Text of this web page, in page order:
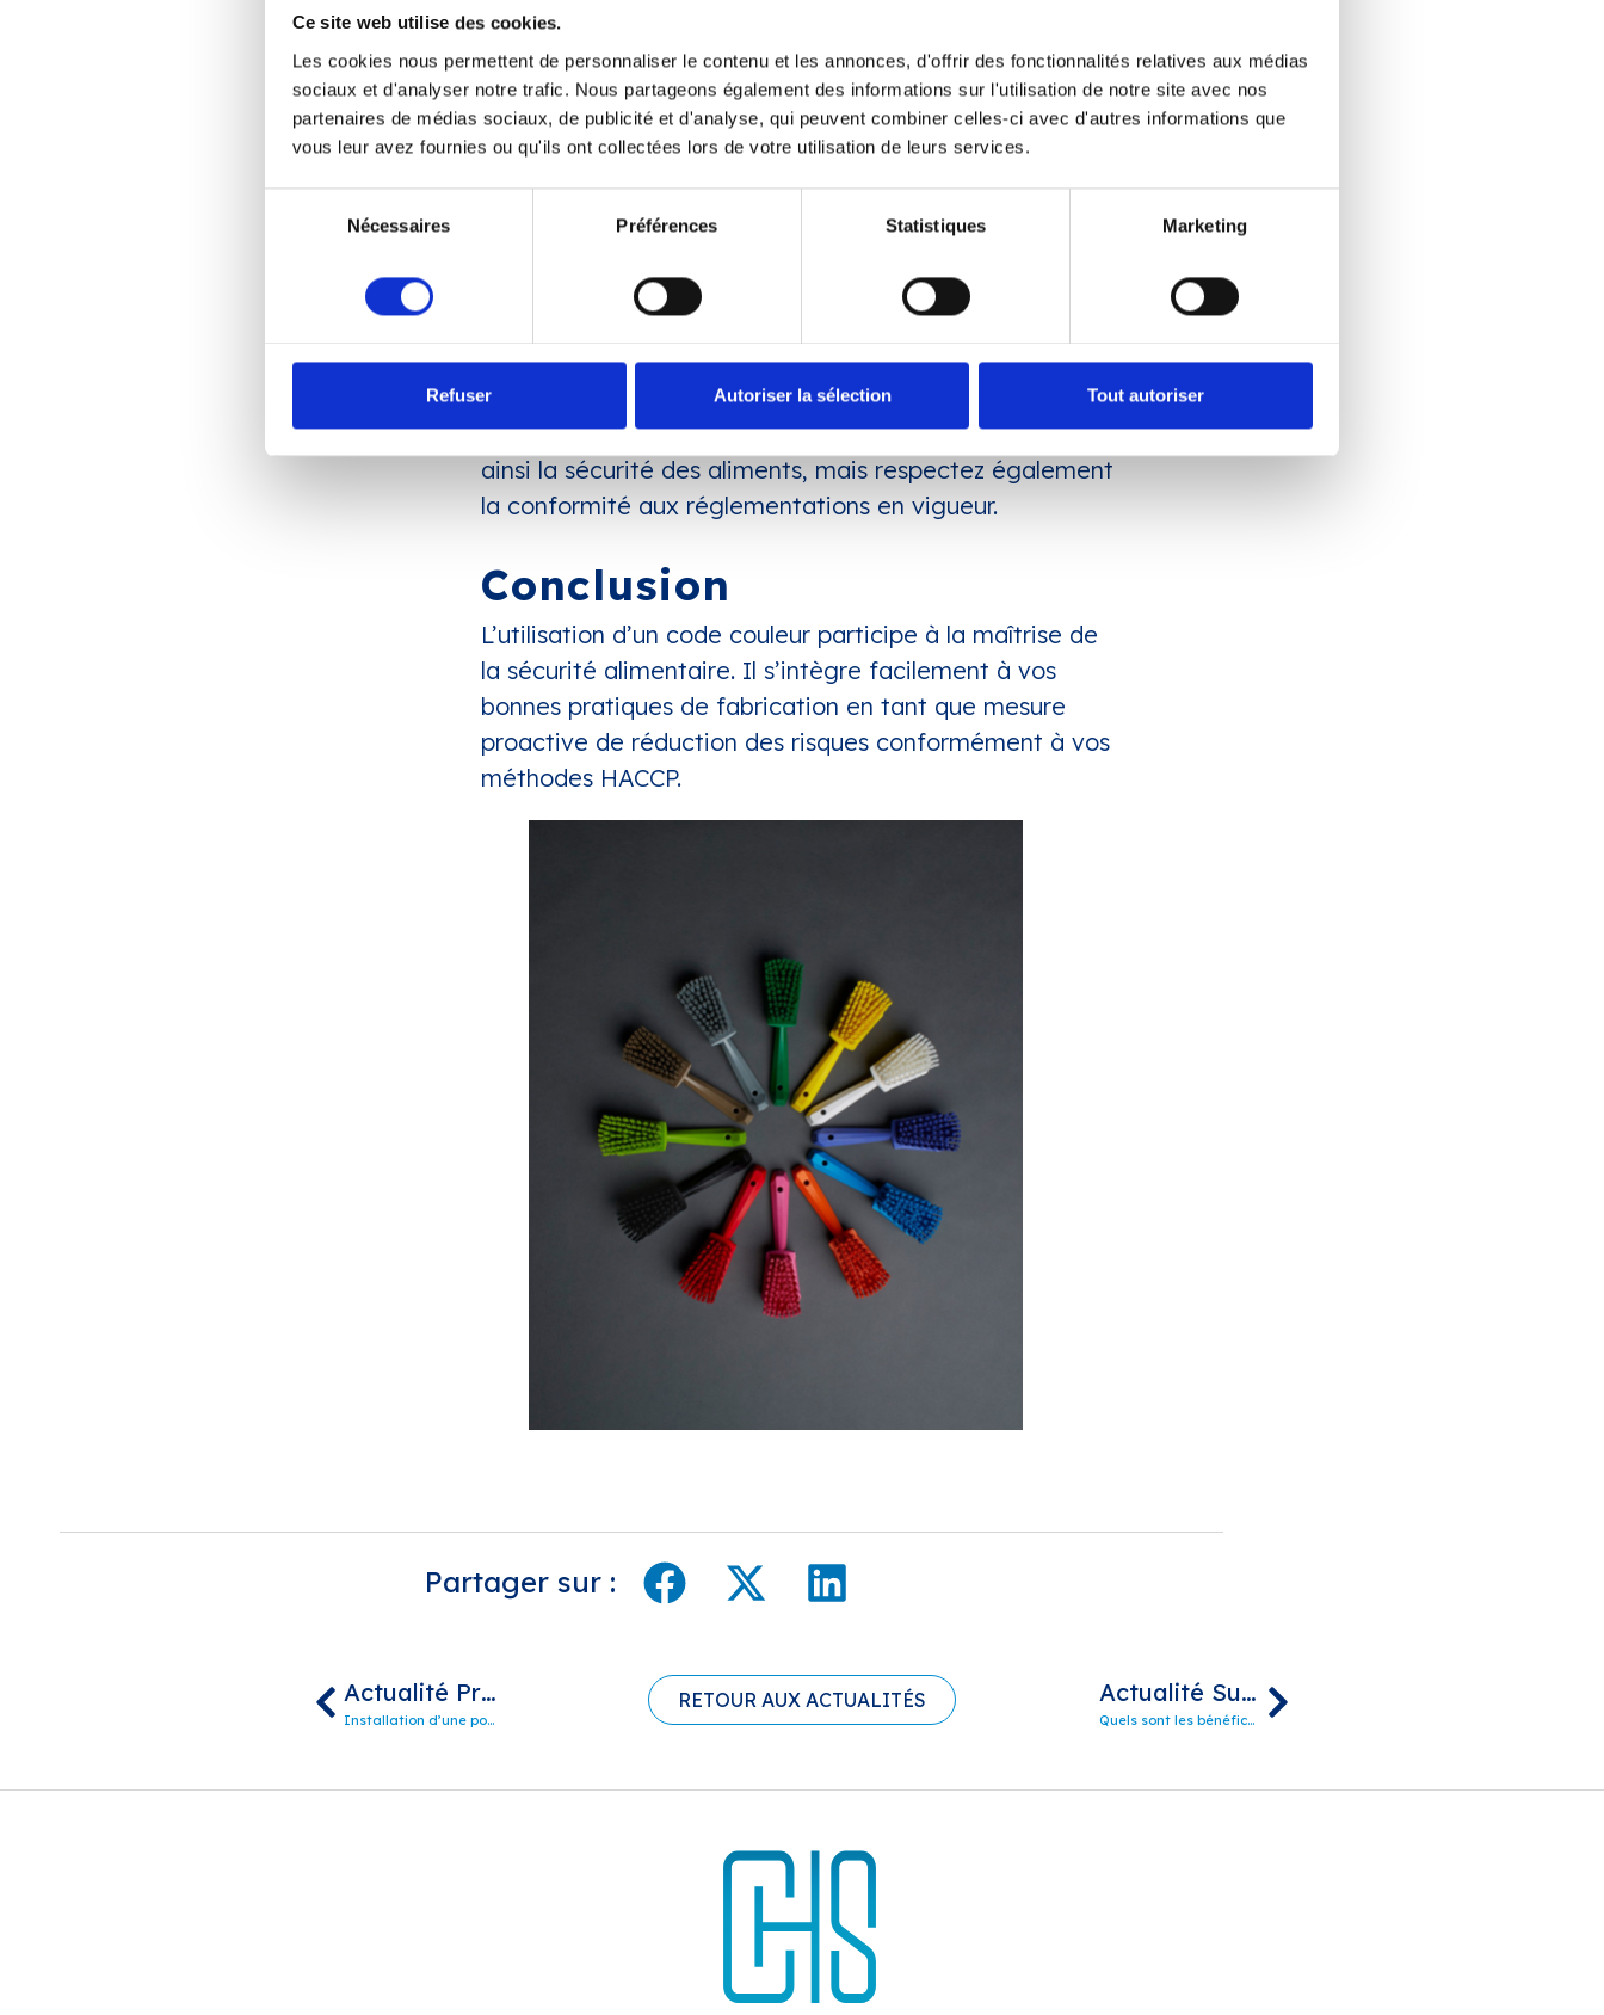
Ce site web utilise des cookies.
Les cookies nous permettent de personnaliser le contenu et les annonces, d'offrir des fonctionnalités relatives aux médias
sociaux et d'analyser notre trafic. Nous partageons également des informations sur l'utilisation de notre site avec nos
partenaires de médias sociaux, de publicité et d'analyse, qui peuvent combiner celles-ci avec d'autres informations que
vous leur avez fournies ou qu'ils ont collectées lors de votre utilisation de leurs services.
Nécessaires Préférences Statistiques Marketing
Refuser Autoriser la sélection Tout autoriser
bons outils et les couleurs répondant à vos besoins
spécifiques.
Optimiser vos outils de
nettoyage
couleur et de communiquer sur l’importance du respect
des codes, stockez vos outils sur les supports prévus à
cet effet et évaluez régulièrement vos matériels afin de
les conserver dans un état optimal et lutter
efficacement contre les contaminations. Vous assurez
ainsi la sécurité des aliments, mais respectez également
la conformité aux réglementations en vigueur.
Conclusion
L’utilisation d’un code couleur participe à la maîtrise de
la sécurité alimentaire. Il s’intègre facilement à vos
bonnes pratiques de fabrication en tant que mesure
proactive de réduction des risques conformément à vos
méthodes HACCP.
Partager sur :
Actualité Précédente
Installation d’une pompe de régulation de la conductivité
RETOUR AUX ACTUALITÉS Actualité Suivante
Quels sont les bénéfices du nettoyage moyenne pression avec de l’eau surpressée ?